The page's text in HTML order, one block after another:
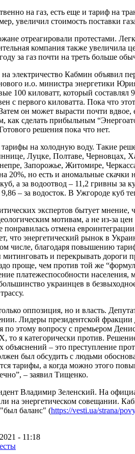
на газ, есть еще и тариф на
увеличил стоимость поставки
отреагировали протестами.
компания также
за газ почти на треть больше
электричество Кабмин объявил
и.о. министра энергетики
100 киловатт, который составлял
с первого киловатта. Пока что
он может вырасти почти
как сделать прибыльным
решения пока что нет.
на холодную воду. Такие
Луцке, Полтаве, Черновцах,
Запорожье, Житомире,
20%, но есть и аномальные
а за водоотвод – 11,2 гривны за
– за водосток. В Ужгороде куб
экспертов бытует мнение,
мотивам, а не из-за
отмена
что энергетический рынок в
числе, благодаря повышению
и перекрывать дороги
проще, чем против той же
платежеспособности
большинство украинцев в
оппозиция, но и власть.
Лидеры президентской
по этому вопросу с премьером
то я категорически против.
объяснений – это преступление
был обсудить с людьми
тарифы, а когда можно этого
– заявил Тищенко.
Владимир Зеленский. На
на энергетическом совещании.
баланс" (https://vesti.ua/strana/
- 11:18